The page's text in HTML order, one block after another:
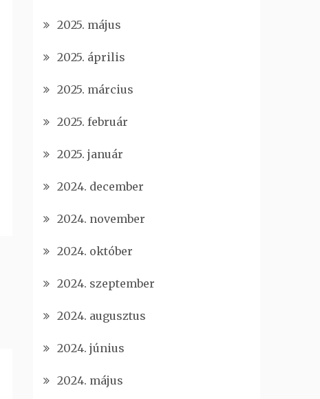
2025. május
2025. április
2025. március
2025. február
2025. január
2024. december
2024. november
2024. október
2024. szeptember
2024. augusztus
2024. június
2024. május